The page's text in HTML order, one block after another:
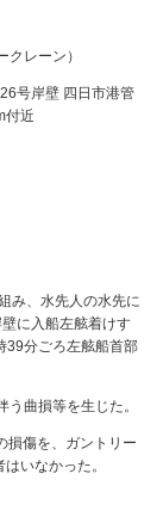
レーン）
号岸壁 四日市港管
付近
み、水先人の水先に
に入船左舷着けす
39分ごろ左舷船首部
曲損等を生じた。
損傷を、ガントリー
いなかった。